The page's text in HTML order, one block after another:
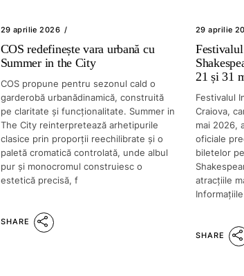
29 aprilie 2026
COS redefinește vara urbană cu
Summer in the City
COS propune pentru sezonul cald o
garderobă urbanădinamică, construită
pe claritate și funcționalitate. Summer in
The City reinterpretează arhetipurile
clasice prin proporții reechilibrate și o
paletă cromatică controlată, unde albul
pur și monocromul construiesc o
estetică precisă, f
SHARE
29 aprilie
21 și 31
Festivalul
Craiova,
mai 2026,
oficiale
biletelor
atracțiile
SHARE